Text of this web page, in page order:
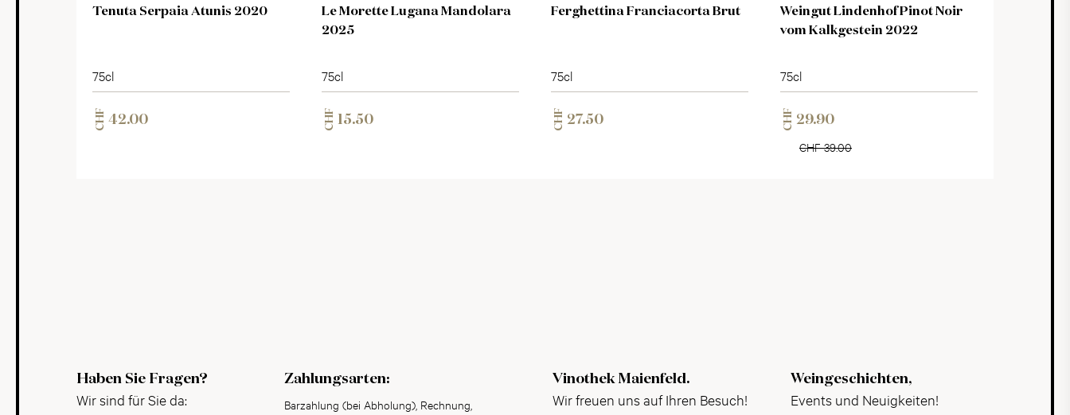
Tenuta Serpaia Atunis 2020
75cl
CHF 42.00
Le Morette Lugana Mandolara
2025
75cl
CHF 15.50
Ferghettina Franciacorta Brut
75cl
CHF 27.50
Weingut Lindenhof Pinot Noir
vom Kalkgestein 2022
75cl
CHF 29.90
CHF 39.00
Haben Sie Fragen?
Wir sind für Sie da:
Zahlungsarten:
Barzahlung (bei Abholung), Rechnung,
Vinothek Maienfeld.
Wir freuen uns auf Ihren Besuch!
Weingeschichten,
Events und Neuigkeiten!